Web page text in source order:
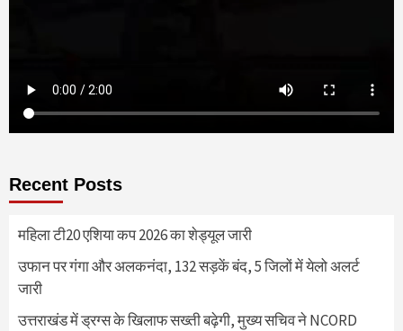
Recent Posts
महिला टी20 एशिया कप 2026 का शेड्यूल जारी
उफान पर गंगा और अलकनंदा, 132 सड़कें बंद, 5 जिलों में येलो अलर्ट
जारी
उत्तराखंड में ड्रग्स के खिलाफ सख्ती बढ़ेगी, मुख्य सचिव ने NCORD